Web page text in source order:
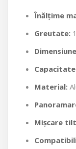
Înălțime
Greutate:
Material:
Mișcare